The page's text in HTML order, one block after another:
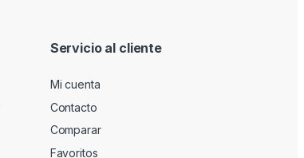
Servicio al cliente
Mi cuenta
Contacto
Comparar
Favoritos